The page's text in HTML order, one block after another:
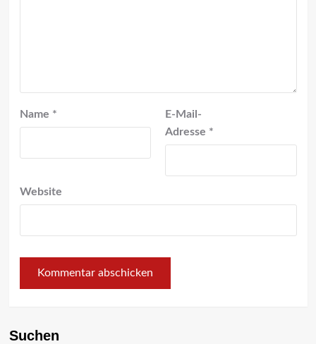
Name *
E-Mail-
Adresse *
Website
Suchen